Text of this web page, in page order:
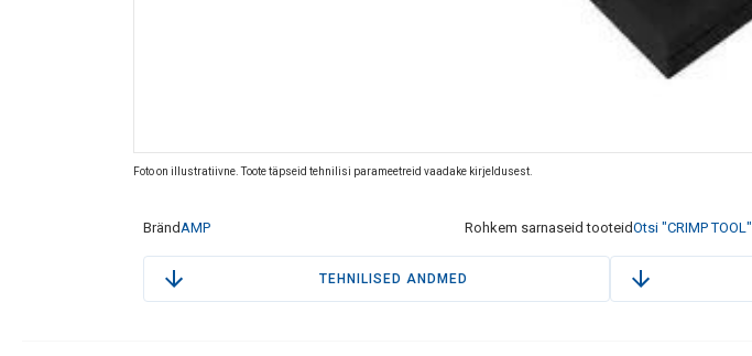
Foto on illustratiivne. Toote täpseid tehnilisi parameetreid vaadake kirjeldusest.
BrändAMP Rohkem sarnaseid tooteidOtsi "CRIMP TOOL"
TEHNILISED ANDMED